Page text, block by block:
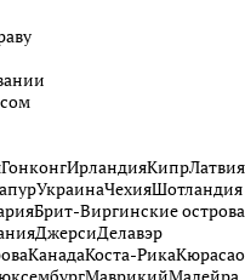
ГонконгИрландияКипрЛатвия
УкраинаЧехияШотландия
Брит-Виргинские острова
ДжерсиДелавэр
КанадаКоста-РикаКюрасао